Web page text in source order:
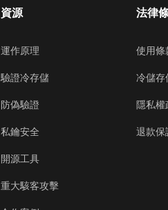
資源
運作原理
驗證冷存儲
防偽驗證
私鑰安全
開源工具
重大駭客攻擊
法律
使用條
冷儲存
隱私權
退款保